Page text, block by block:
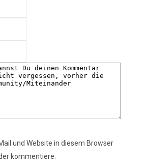
und Website in diesem Browser
kommentiere.